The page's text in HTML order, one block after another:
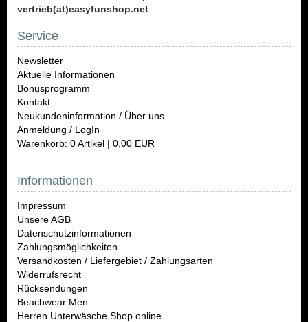
vertrieb(at)easyfunshop.net
Service
Newsletter
Aktuelle Informationen
Bonusprogramm
Kontakt
Neukundeninformation / Über uns
Anmeldung / LogIn
Warenkorb: 0 Artikel | 0,00 EUR
Informationen
Impressum
Unsere AGB
Datenschutzinformationen
Zahlungsmöglichkeiten
Versandkosten / Liefergebiet / Zahlungsarten
Widerrufsrecht
Rücksendungen
Beachwear Men
Herren Unterwäsche Shop online